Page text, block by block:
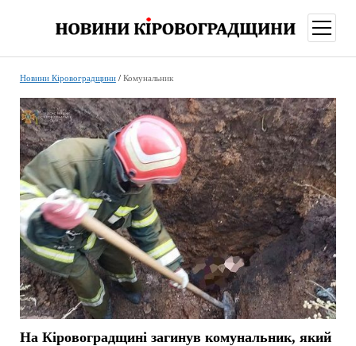
меню
Новини Кіровоградщини/ Комунальник
На Кіровоградщині загинув комунальник, який